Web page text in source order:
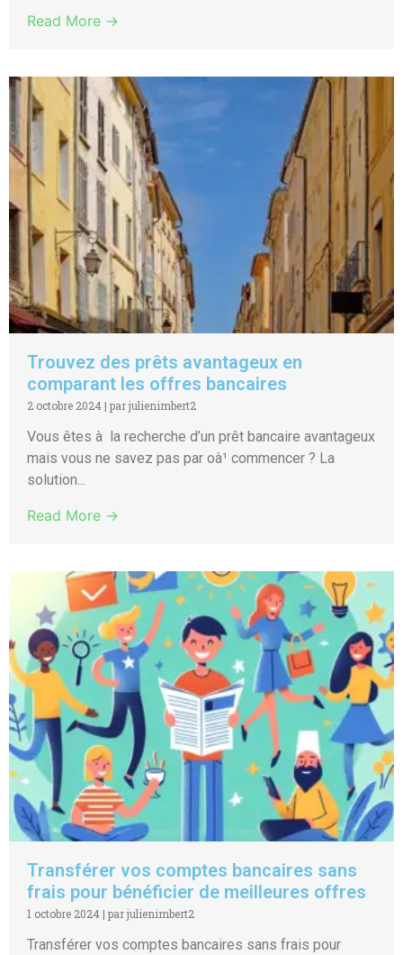
Read More →
Trouvez des prêts avantageux en
comparant les offres bancaires
2 octobre 2024 | par julienimbert2
Vous êtes à la recherche d’un prêt bancaire avantageux
mais vous ne savez pas par oà¹ commencer ? La
solution...
Read More →
Transférer vos comptes bancaires sans
frais pour bénéficier de meilleures offres
1 octobre 2024 | par julienimbert2
Transférer vos comptes bancaires sans frais pour